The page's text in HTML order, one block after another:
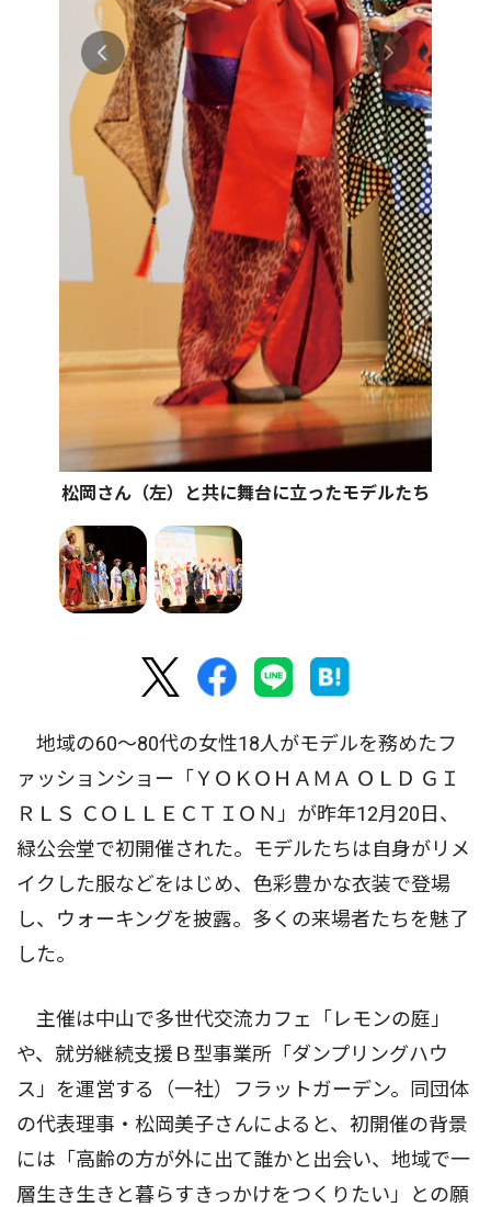
松岡さん（左）と共に舞台に立ったモデルたち
地域の60〜80代の女性18人がモデルを務めたフ
ァッションショー「ＹＯＫＯＨＡＭＡ ＯＬＤ ＧＩ
ＲＬＳ ＣＯＬＬＥＣＴＩＯＮ」が昨年12月20日、
緑公会堂で初開催された。モデルたちは自身がリメ
イクした服などをはじめ、色彩豊かな衣装で登場
し、ウォーキングを披露。多くの来場者たちを魅了
した。
主催は中山で多世代交流カフェ「レモンの庭」
や、就労継続支援Ｂ型事業所「ダンプリングハウ
ス」を運営する（一社）フラットガーデン。同団体
の代表理事・松岡美子さんによると、初開催の背景
には「高齢の方が外に出て誰かと出会い、地域で一
層生き生きと暮らすきっかけをつくりたい」との願